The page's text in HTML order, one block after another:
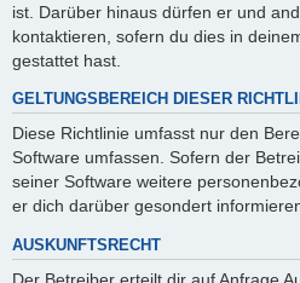
ist. Darüber hinaus dürfen er und
kontaktieren, sofern du dies in
gestattet hast.
GELTUNGSBEREICH DIESER
Diese Richtlinie umfasst nur den
Software umfassen. Sofern der
seiner Software weitere
er dich darüber gesondert
AUSKUNFTSRECHT